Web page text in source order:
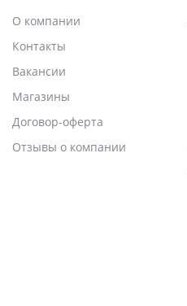
О компании
Контакты
Вакансии
Магазины
Договор-оферта
Отзывы о компании